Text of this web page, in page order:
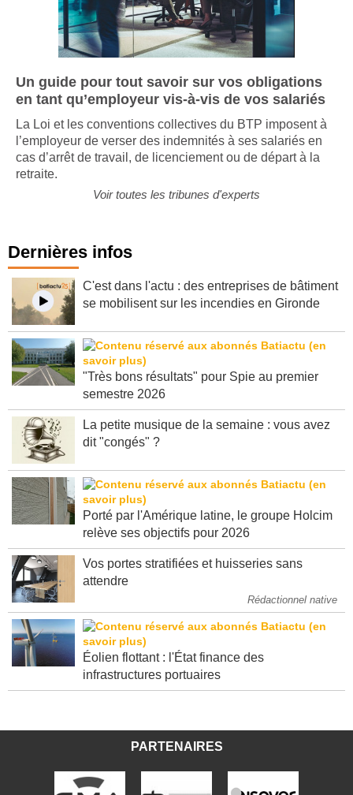
Un guide pour tout savoir sur vos obligations
en tant qu’employeur vis-à-vis de vos salariés
La Loi et les conventions collectives du BTP imposent à
l’employeur de verser des indemnités à ses salariés en
cas d’arrêt de travail, de licenciement ou de départ à la
Dernières infos
C'est dans l'actu : des entreprises de bâtiment
"Très bons résultats" pour Spie au premier
La petite musique de la semaine : vous avez
Porté par l'Amérique latine, le groupe Holcim
Vos portes stratifiées et huisseries sans
Rédactionnel native
Éolien flottant : l'État finance des